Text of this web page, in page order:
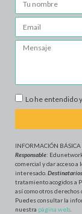
Lo he entendido
INFORMACIÓN BÁSICA
Responsable: Edunetwork
comercial y dar acceso a
interesado. Destinatarios
tratamiento acogidos a
así como otros derechos
Puedes consultar la
nuestra página web